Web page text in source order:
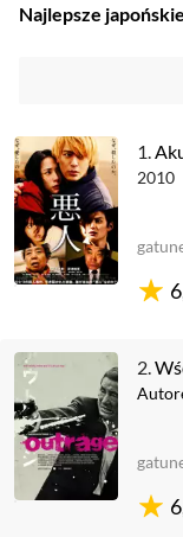
Najlepsze
1.
2010
2.